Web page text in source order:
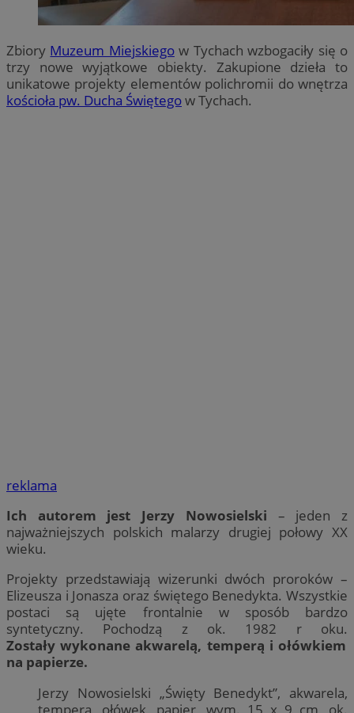
Zbiory Muzeum Miejskiegow Tychach wzbogaciły się o
trzy nowe wyjątkowe obiekty. Zakupione dzieła to
unikatowe projekty elementów polichromii do wnętrza
kościoła pw. Ducha Świętegow Tychach.
reklama
Ich autorem jest Jerzy Nowosielski – jeden z
najważniejszych polskich malarzy drugiej połowy XX
wieku.
Projekty przedstawiają wizerunki dwóch proroków –
Elizeusza i Jonasza oraz świętego Benedykta. Wszystkie
postaci są ujęte frontalnie w sposób bardzo
syntetyczny. Pochodzą z ok. 1982 r oku.
Zostały wykonane akwarelą, temperą i ołówkiem
na papierze.
Jerzy Nowosielski „Święty Benedykt”, akwarela,
tempera, ołówek, papier, wym. 15 x 9 cm, ok.